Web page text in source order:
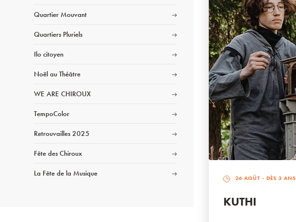
Quartier Mouvant
Quartiers Pluriels
Ilo citoyen
Noël au Théâtre
WE ARE CHIROUX
TempoColor
Retrouvailles 2025
Fête des Chiroux
La Fête de la Musique 26 AOÛT - DÈS 3 ANS
KUTHI